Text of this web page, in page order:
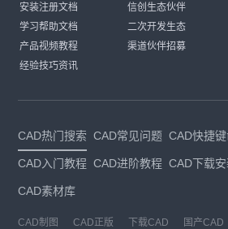
安装注册文档
学习帮助文档
产品视频教程
经验技巧资讯
信创生态伙伴
二次开发生态
渠道伙伴招募
CAD热门搜索 CAD常见问题 CAD快捷
CAD入门教程 CAD进阶教程 CAD下载
CAD素材库
CAD制图 CAD正版 下载CAD 国产CAD